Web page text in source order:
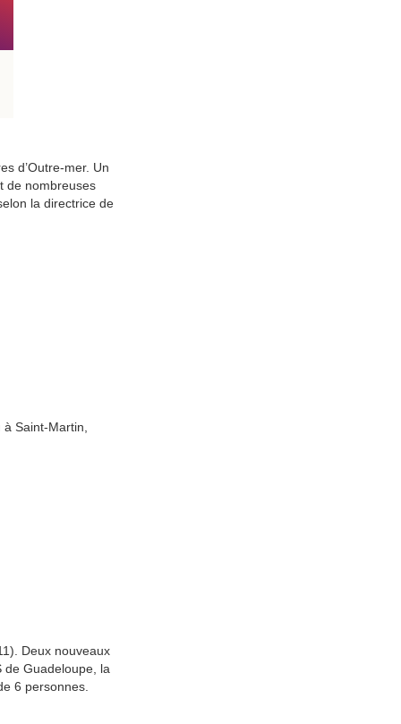
d’Outre-mer. Un
de nombreuses
la directrice de
Saint-Martin,
Deux nouveaux
de Guadeloupe, la
6 personnes.